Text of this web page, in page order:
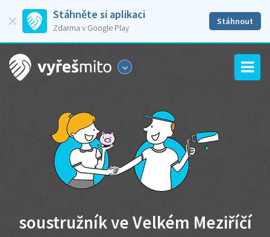
Stáhněte si aplikaci
Zdarma v Google Play
Stáhnout
soustružník ve Velkém Meziříčí